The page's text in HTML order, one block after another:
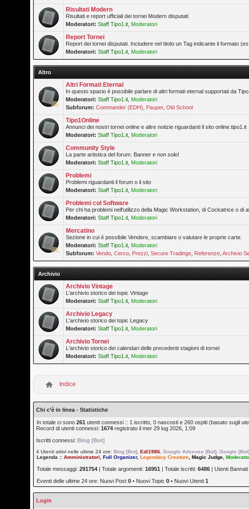
Risultati Modern
Risultati e report ufficiali dei tornei Modern disputati
Moderatori: Staff Tipo1.it Moderatori
Report Tornei
Report dei tornei disputati. Includere nel titolo un Tag indicante il formato
Moderatori: Staff Tipo1.it Moderatori
Altro
Altri Formati Eternal
In questo spazio è possibile parlare di altri formati eternal supportati da
Moderatori: Staff Tipo1.it Moderatori
Subforum:Commander (EDH) Pauper,Old School
Tipo1Online
Annunci dei nostri tornei online e altre notizie riguardanti il sito online.tipo1.it
Moderatori: Staff Tipo1.it Moderatori
Community Style
La parte artistica del forum. Banner e non solo!
Moderatori: Staff Tipo1.it Moderatori
Problemi
Problemi riguardanti il forum o il sito
Moderatori: Staff Tipo1.it Moderatori
Problemi col Software
Per chi ha problemi nell'utilizzo della Magic Workstation, di Cockatrice o di
Moderatori: Staff Tipo1.it Moderatori
Mercatino
Sezione in cui è possibile Vendere, scambiare o valutare le proprie carte.
Moderatori: Staff Tipo1.it Moderatori
Subforum:Vendo ,Cerco Prezzi ,Secure Tradings Referenze ,Archivio
Archivio
Archivio Vintage
L'archivio storico dei topic Vintage
Moderatori: Staff Tipo1.it Moderatori
Archivio Legacy
L'archivio storico dei topic Legacy
Moderatori: Staff Tipo1.it Moderatori
Archivio Tornei
L'archivio storico dei calendari delle precedenti stagioni di tornei
Moderatori: Staff Tipo1.it Moderatori
Indice
Chi c’è in linea - Statistiche
In totale ci sono261 utenti connessi :: 1 iscritto, 0 nascosti e 260 ospiti (basato sugli
Record di utenti connessi:1674 registrato il mer 29 lug 2026, 1:09
Iscritti connessi:Bing [Bot]
4 Utenti attivi nelle ultime 24 ore:Bing [Bot] ,Edi1986 ,Google Adsense [Bot] ,Google [Bot]
Legenda ::Amministratori ,Full Organizer,Legendary Creature ,Magic Judge ,
Totale messaggi:291754 | Totale argomenti:16951 | Totale iscritti:6486 | Utenti
Eventi delle ultime 24 ore: Nuovi Post0 • Nuovi Topic0 • Nuovi Utenti1
Login